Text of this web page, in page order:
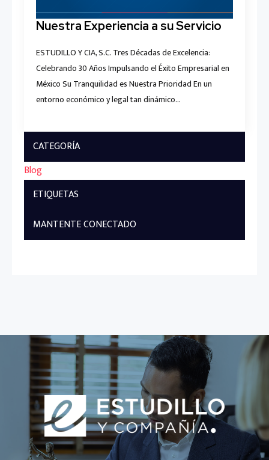
Nuestra Experiencia a su Servicio
ESTUDILLO Y CIA, S.C. Tres Décadas de Excelencia:
Celebrando 30 Años Impulsando el Éxito Empresarial en
México Su Tranquilidad es Nuestra Prioridad En un
entorno económico y legal tan dinámico…
CATEGORÍA
Blog
ETIQUETAS
MANTENTE CONECTADO